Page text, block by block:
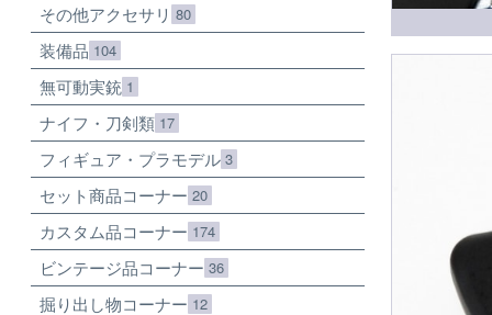
その他アクセサリ 80
装備品 104
無可動実銃 1
ナイフ・刀剣類 17
フィギュア・プラモデル 3
セット商品コーナー 20
カスタム品コーナー 174
ビンテージ品コーナー 36
掘り出し物コーナー 12